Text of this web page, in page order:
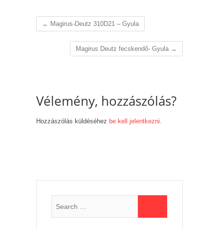
← Magirus-Deutz 310D21 – Gyula
Magirus Deutz fecskendő- Gyula →
Vélemény, hozzászólás?
Hozzászólás küldéséhez be kell jelentkezni